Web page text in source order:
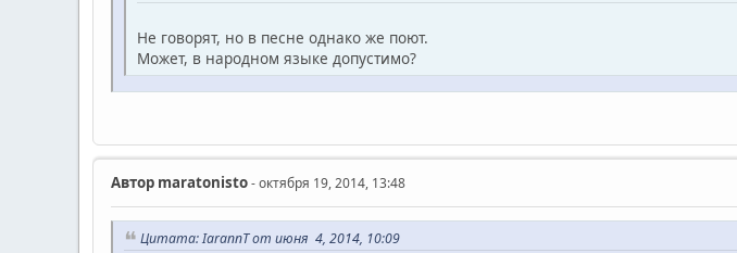
Не говорят, но в песне однако же поют.
Может, в народном языке допустимо?
Автор maratonisto- октября 19, 2014, 13:48
Цитата: IarannT от июня 4, 2014, 10:09